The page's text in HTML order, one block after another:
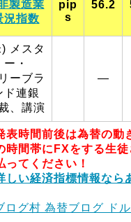
製造業
況指数
pip
s
56.2
メスタ
ー・
ーブラ
ド連銀
、講演
―
表時間前後は為替の動
時間帯にFXをする生
ってください！
しい経済指標情報なら